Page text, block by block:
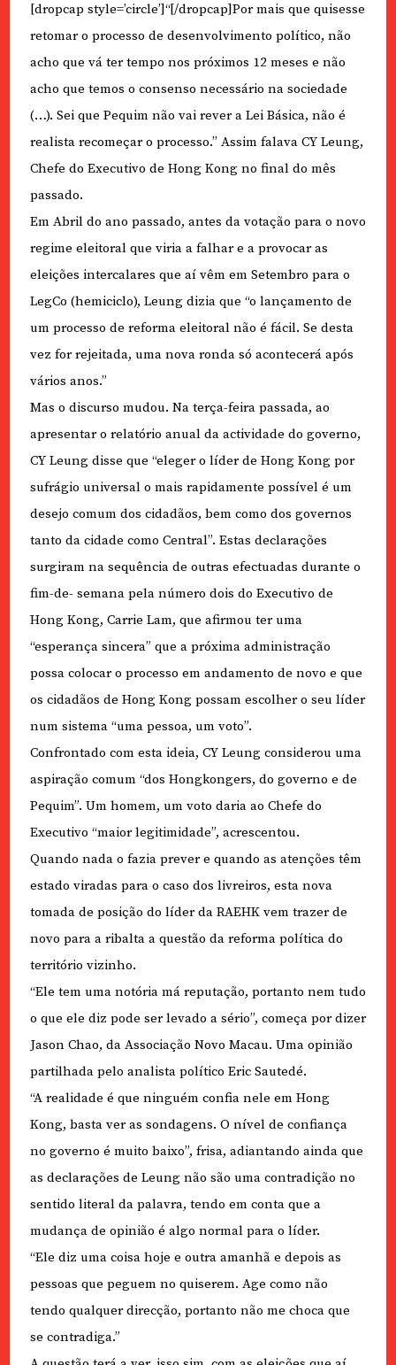
[dropcap style=’circle’]“[/dropcap]Por mais que quisesse
retomar o processo de desenvolvimento político, não
acho que vá ter tempo nos próximos 12 meses e não
acho que temos o consenso necessário na sociedade
(…). Sei que Pequim não vai rever a Lei Básica, não é
realista recomeçar o processo.” Assim falava CY Leung,
Chefe do Executivo de Hong Kong no final do mês
passado.
Em Abril do ano passado, antes da votação para o novo
regime eleitoral que viria a falhar e a provocar as
eleições intercalares que aí vêm em Setembro para o
LegCo (hemiciclo), Leung dizia que “o lançamento de
um processo de reforma eleitoral não é fácil. Se desta
vez for rejeitada, uma nova ronda só acontecerá após
vários anos.”
Mas o discurso mudou. Na terça-feira passada, ao
apresentar o relatório anual da actividade do governo,
CY Leung disse que “eleger o líder de Hong Kong por
sufrágio universal o mais rapidamente possível é um
desejo comum dos cidadãos, bem como dos governos
tanto da cidade como Central”. Estas declarações
surgiram na sequência de outras efectuadas durante o
fim-de- semana pela número dois do Executivo de
Hong Kong, Carrie Lam, que afirmou ter uma
“esperança sincera” que a próxima administração
possa colocar o processo em andamento de novo e que
os cidadãos de Hong Kong possam escolher o seu líder
num sistema “uma pessoa, um voto”.
Confrontado com esta ideia, CY Leung considerou uma
aspiração comum “dos Hongkongers, do governo e de
Pequim”. Um homem, um voto daria ao Chefe do
Executivo “maior legitimidade”, acrescentou.
Quando nada o fazia prever e quando as atenções têm
estado viradas para o caso dos livreiros, esta nova
tomada de posição do líder da RAEHK vem trazer de
novo para a ribalta a questão da reforma política do
território vizinho.
“Ele tem uma notória má reputação, portanto nem tudo
o que ele diz pode ser levado a sério”, começa por dizer
Jason Chao, da Associação Novo Macau. Uma opinião
partilhada pelo analista político Eric Sautedé.
“A realidade é que ninguém confia nele em Hong
Kong, basta ver as sondagens. O nível de confiança
no governo é muito baixo”, frisa, adiantando ainda que
as declarações de Leung não são uma contradição no
sentido literal da palavra, tendo em conta que a
mudança de opinião é algo normal para o líder.
“Ele diz uma coisa hoje e outra amanhã e depois as
pessoas que peguem no quiserem. Age como não
tendo qualquer direcção, portanto não me choca que
se contradiga.”